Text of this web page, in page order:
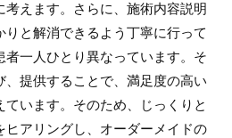
考えます。さらに、施術内容説明
と解消できるよう丁寧に行って
者一人ひとり異なっています。そ
提供することで、満足度の高い
います。そのため、じっくりと
ヒアリングし、オーダーメイドの